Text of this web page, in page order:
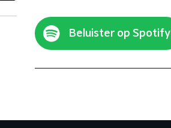
Beluister op Spotify